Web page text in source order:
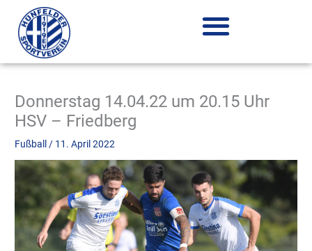
Inhalt
springen
Donnerstag 14.04.22 um 20.15 Uhr
HSV – Friedberg
Fußball / 11. April 2022